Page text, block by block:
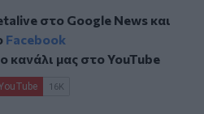
στο Google Newsκαι
Facebook
κανάλι μας στοYouTube